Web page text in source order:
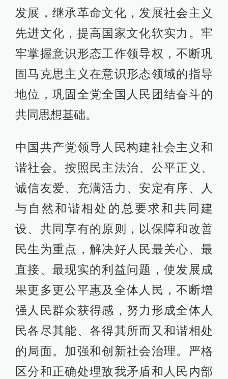
发展，继承革命文化，发展社会主义
先进文化，提高国家文化软实力。牢
牢掌握意识形态工作领导权，不断巩
固马克思主义在意识形态领域的指导
地位，巩固全党全国人民团结奋斗的
共同思想基础。
中国共产党领导人民构建社会主义和
谐社会。按照民主法治、公平正义、
诚信友爱、充满活力、安定有序、人
与自然和谐相处的总要求和共同建
设、共同享有的原则，以保障和改善
民生为重点，解决好人民最关心、最
直接、最现实的利益问题，使发展成
果更多更公平惠及全体人民，不断增
强人民群众获得感，努力形成全体人
民各尽其能、各得其所而又和谐相处
的局面。加强和创新社会治理。严格
区分和正确处理敌我矛盾和人民内部